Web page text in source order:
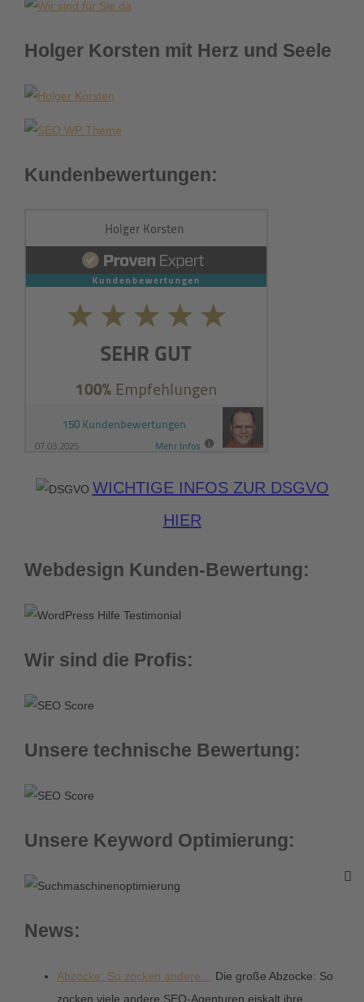
Holger Korsten mit Herz und Seele
Kundenbewertungen:
WICHTIGE INFOS ZUR DSGVO
HIER
Webdesign Kunden-Bewertung:
Wir sind die Profis:
Unsere technische Bewertung:
Unsere Keyword Optimierung:
News:
Abzocke: So zocken andere…
Die große Abzocke: So
zocken viele andere SEO-Agenturen eiskalt ihre